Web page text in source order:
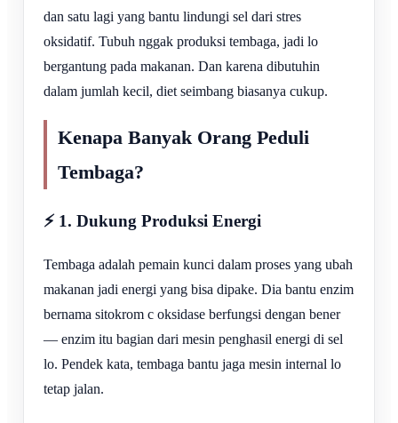
dan satu lagi yang bantu lindungi sel dari stres
oksidatif. Tubuh nggak produksi tembaga, jadi lo
bergantung pada makanan. Dan karena dibutuhin
dalam jumlah kecil, diet seimbang biasanya cukup.
Kenapa Banyak Orang Peduli
Tembaga?
⚡ 1. Dukung Produksi Energi
Tembaga adalah pemain kunci dalam proses yang ubah
makanan jadi energi yang bisa dipake. Dia bantu enzim
bernama sitokrom c oksidase berfungsi dengan bener
— enzim itu bagian dari mesin penghasil energi di sel
lo. Pendek kata, tembaga bantu jaga mesin internal lo
tetap jalan.